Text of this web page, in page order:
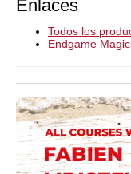
Enlaces
Todos los
Endgame Magic